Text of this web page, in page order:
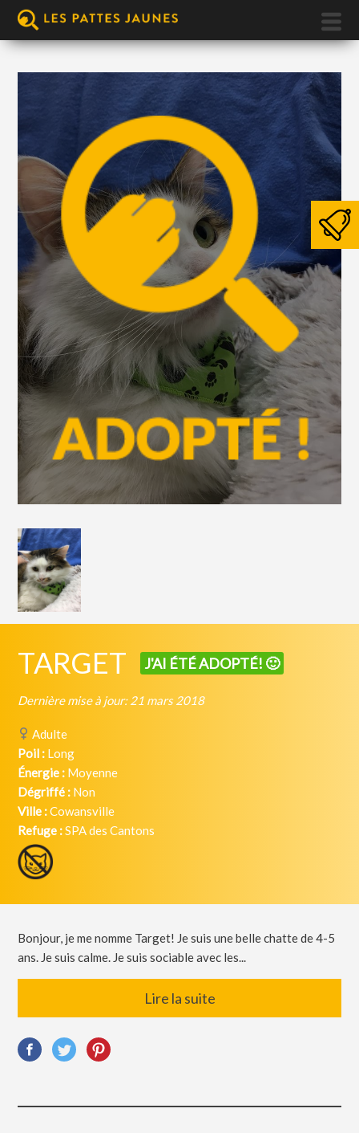
TARGET J'AI ÉTÉ ADOPTÉ! 🙂
Dernière mise à jour: 21 mars 2018
Adulte
Poil : Long
Énergie : Moyenne
Dégriffé : Non
Ville :Cowansville
Refuge :SPA des Cantons
Bonjour, je me nomme Target! Je suis une belle chatte de 4-5
ans. Je suis calme. Je suis sociable avec les...
Lire la suite